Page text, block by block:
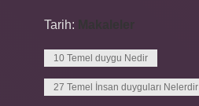
Tarih:
10 Temel duygu Nedir
27 Temel İnsan duyguları Nelerdir